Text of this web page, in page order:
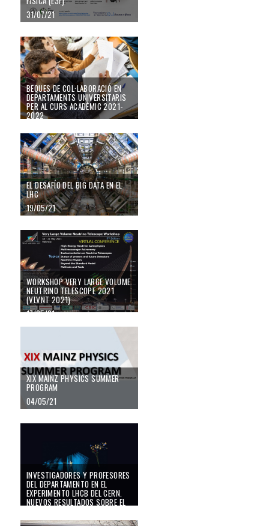
31/07/21
Beques de Col·laboració en Departaments Universitaris per al curs
BEQUES DE COL·LABORACIÓ EN
DEPARTAMENTS UNIVERSITARIS
PER AL CURS ACADÈMIC 2021-
2022
El desafío del Big Data en el LHC
EL DESAFÍO DEL BIG DATA EN EL
LHC
19/05/21
Workshop Very Large Volume neutrino Telescope 2021 (VLVnT 2021)
WORKSHOP VERY LARGE VOLUME
NEUTRINO TELESCOPE 2021
(VLVNT 2021)
17/05/21
XIX Mainz Physics summer Program
XIX MAINZ PHYSICS SUMMER
PROGRAM
04/05/21
Investigadores y profesores del Departamento en el experimento LHCb
INVESTIGADORES Y PROFESORES
DEL DEPARTAMENTO EN EL
EXPERIMENTO LHCB DEL CERN.
NUEVOS RESULTADOS SOBRE EL
DE PARTÍCULAS